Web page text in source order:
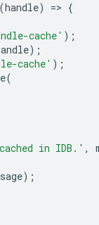
(handle) => {
cache' );
);
cache' );
(
in IDB.' ,
);